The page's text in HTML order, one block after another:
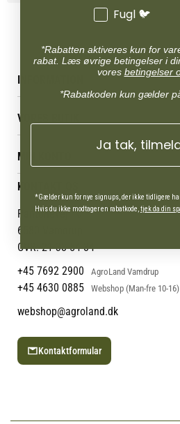
Reklamations- & fortrydelsesret
Levering & afhentning
Følg din bestilling
Persondatapolitik
Cookies
Returportal
VORES BUTIK
Job
Mærker
Om os
Om Vestjyllands Andel
Blog
Ofte stillede spørgsmål
MIN KONTO
Administrer min konto
Min Konto
KONTAKT OS
Pantonevej 10
6580 Vamdrup
CVR: 21 38 54 84
+45 7692 2900
AgroLand Vamdrup
+45 4630 0885 Webshop (Man-fre 10-16)
webshop@agroland.dk
Kontaktformular
Fugl 🐦
*Rabatten aktiveres kun for
rabat. Læs øvrige betingelser i
vores betingelser
*Rabatkoden kun gælder
Ja tak,
*Gælder kun for nye signups, der ikke tidligere
Hvis du ikke modtager en rabatkode, tjek da din